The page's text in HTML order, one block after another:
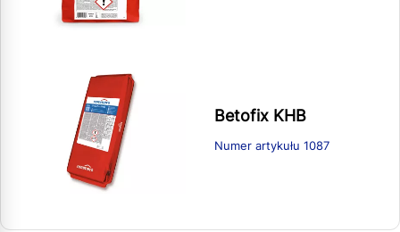
Betofix KHB
Numer artykułu 1087